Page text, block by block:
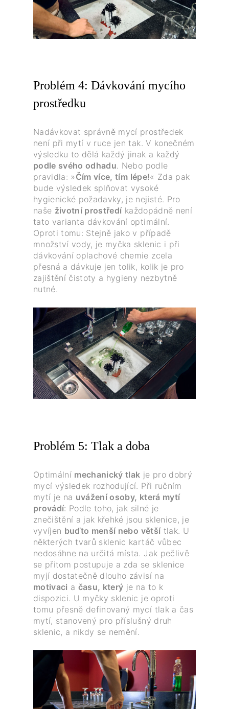
Problém 4: Dávkování mycího
prostředku
Nadávkovat správně mycí prostředek
není při mytí v ruce jen tak. V konečném
výsledku to dělá každý jinak a každý
podle svého odhadu. Nebo podle
pravidla: »Čím více, tím lépe!« Zda pak
bude výsledek splňovat vysoké
hygienické požadavky, je nejisté. Pro
naše životní prostředí každopádně není
tato varianta dávkování optimální.
Oproti tomu: Stejně jako v případě
množství vody, je myčka sklenic i při
dávkování oplachové chemie zcela
přesná a dávkuje jen tolik, kolik je pro
zajištění čistoty a hygieny nezbytně
nutné.
Problém 5: Tlak a doba
Optimální mechanický tlak je pro dobrý
mycí výsledek rozhodující. Při ručním
mytí je na uvážení osoby, která mytí
provádí: Podle toho, jak silné je
znečištění a jak křehké jsou sklenice, je
vyvíjen buďto menší nebo větší tlak. U
některých tvarů sklenic kartáč vůbec
nedosáhne na určitá místa. Jak pečlivě
se přitom postupuje a zda se sklenice
myjí dostatečně dlouho závisí na
motivaci a času, který je na to k
dispozici. U myčky sklenic je oproti
tomu přesně definovaný mycí tlak a čas
mytí, stanovený pro příslušný druh
sklenic, a nikdy se nemění.